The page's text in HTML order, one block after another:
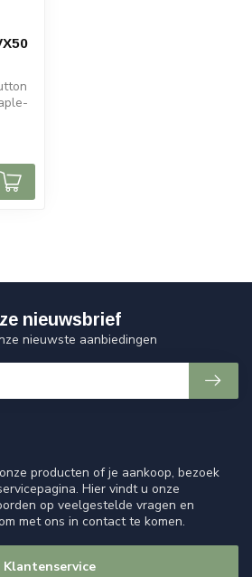
producten of je aankoop, bezoek
Hier vindt u onze
op veelgestelde vragen en
met ons in contact te komen.
Klantenservice
nieuwsbrief
nieuwste aanbiedingen